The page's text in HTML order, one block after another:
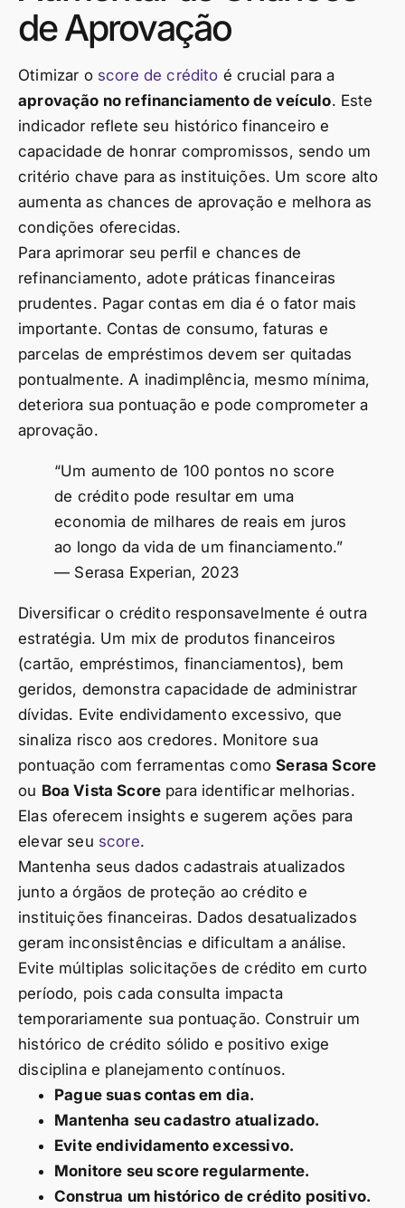
de Aprovação
Otimizar o score de crédito é crucial para a
aprovação no refinanciamento de veículo. Este
indicador reflete seu histórico financeiro e
capacidade de honrar compromissos, sendo um
critério chave para as instituições. Um score alto
aumenta as chances de aprovação e melhora as
condições oferecidas.
Para aprimorar seu perfil e chances de
refinanciamento, adote práticas financeiras
prudentes. Pagar contas em dia é o fator mais
importante. Contas de consumo, faturas e
parcelas de empréstimos devem ser quitadas
pontualmente. A inadimplência, mesmo mínima,
deteriora sua pontuação e pode comprometer a
aprovação.
“Um aumento de 100 pontos no score
de crédito pode resultar em uma
economia de milhares de reais em juros
ao longo da vida de um financiamento.”
— Serasa Experian, 2023
Diversificar o crédito responsavelmente é outra
estratégia. Um mix de produtos financeiros
(cartão, empréstimos, financiamentos), bem
geridos, demonstra capacidade de administrar
dívidas. Evite endividamento excessivo, que
sinaliza risco aos credores. Monitore sua
pontuação com ferramentas comoSerasa Score
ou Boa Vista Score para identificar melhorias.
Elas oferecem insights e sugerem ações para
elevar seu score.
Mantenha seus dados cadastrais atualizados
junto a órgãos de proteção ao crédito e
instituições financeiras. Dados desatualizados
geram inconsistências e dificultam a análise.
Evite múltiplas solicitações de crédito em curto
período, pois cada consulta impacta
temporariamente sua pontuação. Construir um
histórico de crédito sólido e positivo exige
disciplina e planejamento contínuos.
Pague suas contas em dia.
Mantenha seu cadastro atualizado.
Evite endividamento excessivo.
Monitore seu score regularmente.
Construa um histórico de crédito positivo.